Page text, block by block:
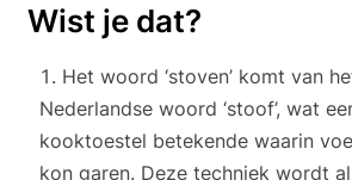
Wist je dat?
Het woord ‘stoven’ komt van
Nederlandse woord ‘stoof’, wat
kooktoestel betekende waarin
kon garen. Deze techniek wordt